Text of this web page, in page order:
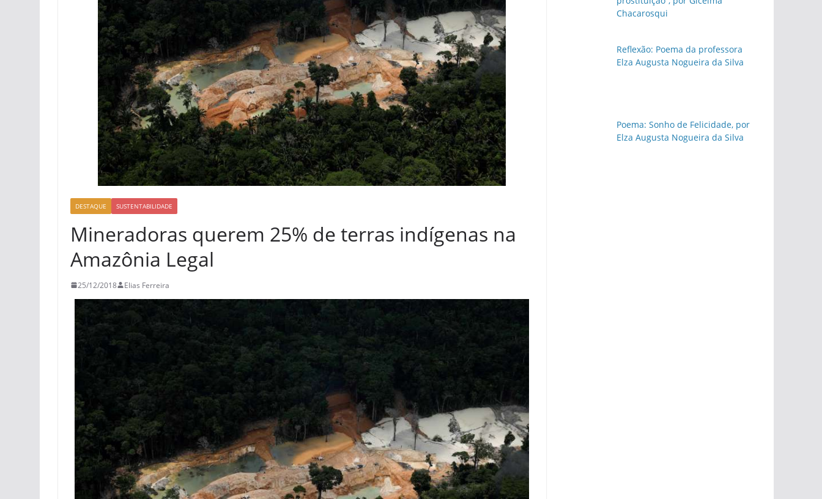
DESTAQUE SUSTENTABILIDADE
Mineradoras querem 25% de terras indígenas na
Amazônia Legal
25/12/2018 Elias Ferreira
Chacarosqui
Reflexão: Poema da professora
Elza Augusta Nogueira da Silva
Poema: Sonho de Felicidade, por
Elza Augusta Nogueira da Silva